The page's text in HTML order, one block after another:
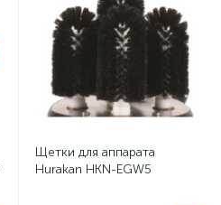
Щетки для аппарата
Hurakan HKN-EGW5